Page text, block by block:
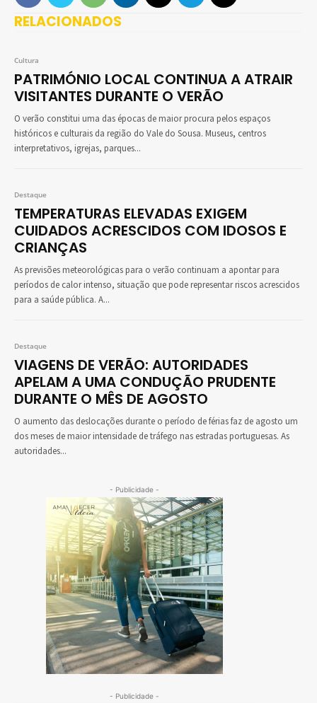
RELACIONADOS
Cultura
PATRIMÓNIO LOCAL CONTINUA A ATRAIR
VISITANTES DURANTE O VERÃO
O verão constitui uma das épocas de maior procura pelos espaços
históricos e culturais da região do Vale do Sousa. Museus, centros
interpretativos, igrejas, parques...
Destaque
TEMPERATURAS ELEVADAS EXIGEM
CUIDADOS ACRESCIDOS COM IDOSOS E
CRIANÇAS
As previsões meteorológicas para o verão continuam a apontar para
períodos de calor intenso, situação que pode representar riscos acrescidos
para a saúde pública. A...
Destaque
VIAGENS DE VERÃO: AUTORIDADES
APELAM A UMA CONDUÇÃO PRUDENTE
DURANTE O MÊS DE AGOSTO
O aumento das deslocações durante o período de férias faz de agosto um
dos meses de maior intensidade de tráfego nas estradas portuguesas. As
autoridades...
- Publicidade -
- Publicidade -